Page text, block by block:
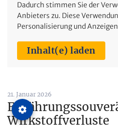
Dadurch stimmen Sie der
Anbieters zu. Diese
Personalisierung und
Inhalt(e) laden
21. Januar 2026
Wirkstoffverluste